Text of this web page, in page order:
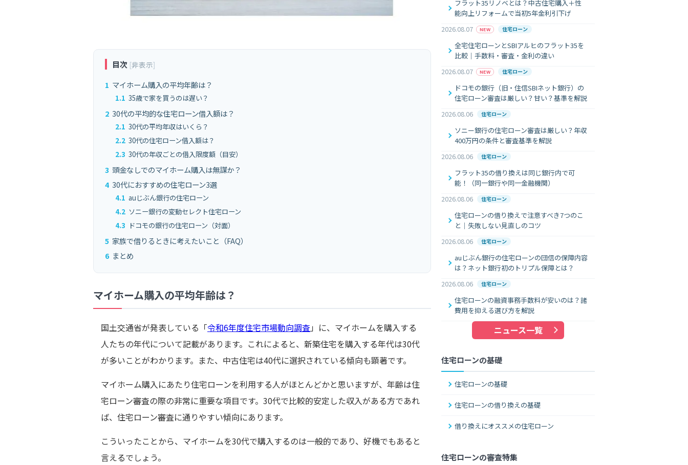
目次 [非表示]
1 マイホーム購入の平均年齢は？
1.1 35歳で家を買うのは遅い？
2 30代の平均的な住宅ローン借入額は？
2.1 30代の平均年収はいくら？
2.2 30代の住宅ローン借入額は？
2.3 30代の年収ごとの借入限度額（目安）
3 頭金なしでのマイホーム購入は無謀か？
4 30代におすすめの住宅ローン3選
4.1 auじぶん銀行の住宅ローン
4.2 ソニー銀行の変動セレクト住宅ローン
4.3 ドコモの銀行の住宅ローン（対面）
5 家族で借りるときに考えたいこと（FAQ）
6 まとめ
マイホーム購入の平均年齢は？
国土交通省が発表している「令和6年度住宅市場動向調査」に、マイホームを購入する
人たちの年代について記載があります。 これによると、新築住宅を購入する年代は30代
が多いことがわかります。また、中古住宅は40代に選択されている傾向も顕著です。
マイホーム購入にあたり住宅ローンを利用する人がほとんどかと思いますが、年齢は住
宅ローン審査の際の非常に重要な項目です。30代で比較的安定した収入がある方であれ
ば、住宅ローン審査に通りやすい傾向にあります。
こういったことから、マイホームを30代で購入するのは一般的であり、好機でもあると
言えるでしょう。
フラット35リノベとは？中古住宅購入＋性
能向上リフォームで当初5年金利引下げ
2026.08.07
NEW 住宅ローン
全宅住宅ローンとSBIアルヒのフラット35を
比較｜手数料・審査・金利の違い
2026.08.07
NEW 住宅ローン
ドコモの銀行（旧・住信SBIネット銀行）の
住宅ローン審査は厳しい？甘い？基準を解説
2026.08.06
住宅ローン
ソニー銀行の住宅ローン審査は厳しい？年収
400万円の条件と審査基準を解説
2026.08.06
住宅ローン
フラット35の借り換えは同じ銀行内で可
能！（同一銀行や同一金融機関）
2026.08.06
住宅ローン
住宅ローンの借り換えで注意すべき7つのこ
と｜失敗しない見直しのコツ
2026.08.06
住宅ローン
auじぶん銀行の住宅ローンの団信の保障内容
は？ネット銀行初のトリプル保障とは？
2026.08.06
住宅ローン
住宅ローンの融資事務手数料が安いのは？諸
費用を抑える選び方を解説
ニュース一覧
住宅ローンの基礎
住宅ローンの基礎
住宅ローンの借り換えの基礎
借り換えにオススメの住宅ローン
住宅ローンの審査特集